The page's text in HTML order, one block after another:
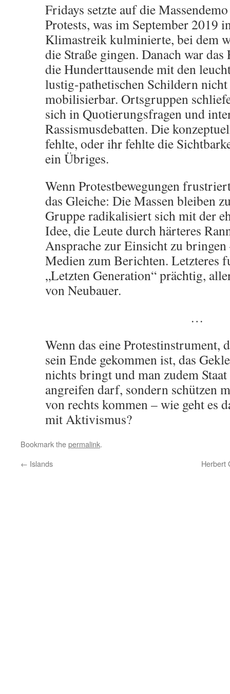
Fridays setzte auf die
Protests, was im September 2019
Klimastreik kulminierte, bei dem
die Straße gingen. Danach war das
die Hunderttausende mit den
lustig-pathetischen Schildern
mobilisierbar. Ortsgruppen
sich in Quotierungsfragen und
Rassismusdebatten. Die
fehlte, oder ihr fehlte die
ein Übriges.
Wenn Protestbewegungen
das Gleiche: Die Massen bleiben
Gruppe radikalisiert sich mit der
Idee, die Leute durch härteres
Ansprache zur Einsicht zu
Medien zum Berichten. Letzteres
„Letzten Generation“ prächtig,
von Neubauer.
…
Wenn das eine Protestinstrument,
sein Ende gekommen ist, das
nichts bringt und man zudem
angreifen darf, sondern schützen
von rechts kommen – wie geht es
mit Aktivismus?
Bookmark thepermalink.
← Islands Herbert